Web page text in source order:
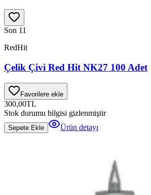
Son 11
RedHit
Çelik Çivi Red Hit NK27 100 Adet
Favorilere ekle
300,00TL
Stok durumu bilgisi gizlenmiştir
Sepete Ekle Ürün detayı